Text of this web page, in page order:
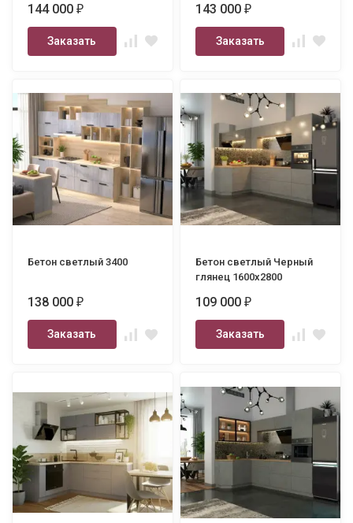
144 000₽
Заказать
143 000₽
Заказать
Бетон светлый 3400
138 000₽
Заказать
Бетон светлый Черный
глянец 1600х2800
109 000₽
Заказать